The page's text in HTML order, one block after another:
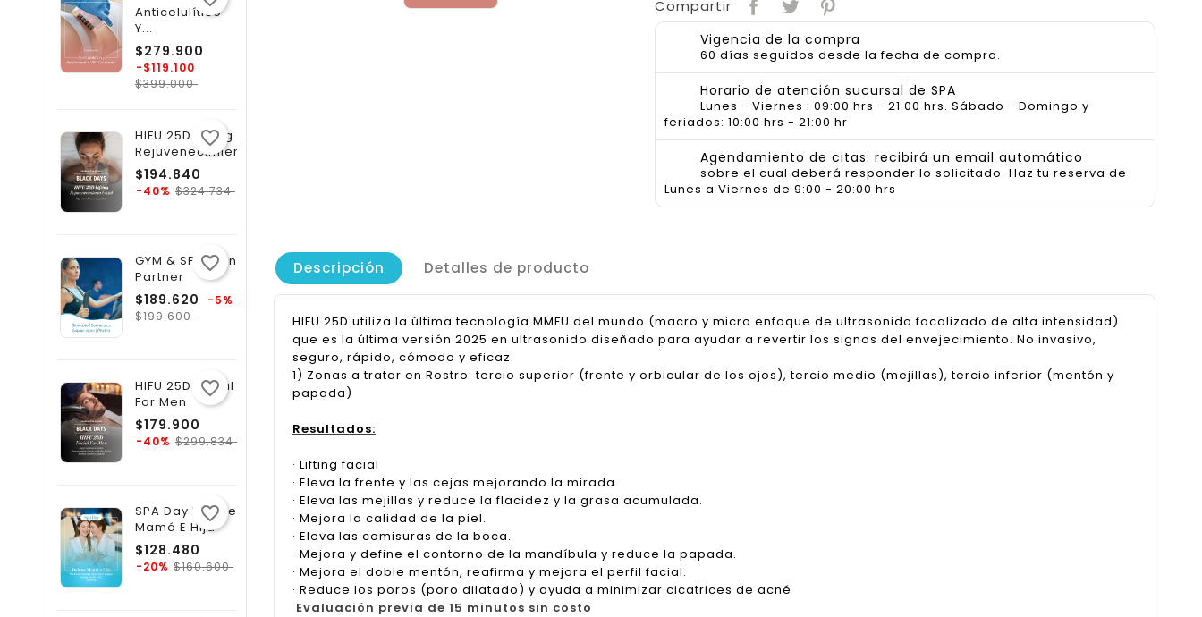
Anticelulítico
Y...
$279.900
-$119.100
$399.000Precio
HIFU 25D Lifting Y
Rejuvenecimiento...
$194.840
regular
-40% $324.734Precio
favorite_border
GYM & SPA Plan
Partner
$189.620 Precio
-5%
$199.600Precio
favorite_border
HIFU 25D Facial
For Men
$179.900
regular
-40% $299.834Precio
favorite_border
SPA Day Deluxe
Mamá E Hija
$128.480
regular
-20% $160.600Precio
favorite_border
Compartir
Vigencia de la compra
60 días seguidos desde la fecha de compra.
Horario de atención sucursal de SPA
Lunes - Viernes : 09:00 hrs - 21:00 hrs. Sábado - Domingo y
feriados: 10:00 hrs - 21:00 hr
Agendamiento de citas: recibirá un email automático
sobre el cual deberá responder lo solicitado. Haz tu reserva de
Lunes a Viernes de 9:00 - 20:00 hrs
Descripción Detalles de producto
HIFU 25D utiliza la última tecnología MMFU del mundo (macro y micro enfoque de ultrasonido focalizado de alta intensidad)
que es la última versión 2025 en ultrasonido diseñado para ayudar a revertir los signos del envejecimiento. No invasivo,
seguro, rápido, cómodo y eficaz.
1) Zonas a tratar en Rostro: tercio superior (frente y orbicular de los ojos), tercio medio (mejillas), tercio inferior (mentón y
papada)
Resultados:
· Lifting facial
· Eleva la frente y las cejas mejorando la mirada.
· Eleva las mejillas y reduce la flacidez y la grasa acumulada.
· Mejora la calidad de la piel.
· Eleva las comisuras de la boca.
· Mejora y define el contorno de la mandíbula y reduce la papada.
· Mejora el doble mentón, reafirma y mejora el perfil facial.
· Reduce los poros (poro dilatado) y ayuda a minimizar cicatrices de acné
Evaluación previa de 15 minutos sin costo